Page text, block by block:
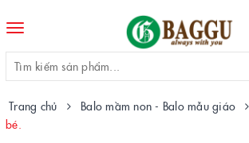
Toggle
Trang chủ Balo mầm non - Balo mẫu giáo
bé.